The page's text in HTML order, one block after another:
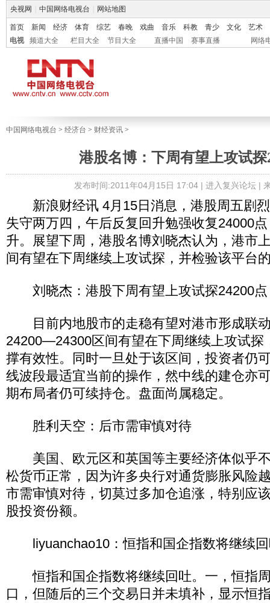
央视网 中国网络电视台 网站地图
首页 新闻 经济 体育 综艺 春晚 戏曲 音乐 科教 青少 文化
艺术
电视
频道大全 栏目大全 节目大全 直播中国 赛事直播 网络
中国网络电视台 > 经济台 > 财经资讯 >
港股名博：下周有望上攻试探
发布时间:2011年04月15日 17:04 | 进入复兴论坛|
新浪财经讯 4月15日消息，港股周五剧烈
失守两万四，午后反复回升勉强收复24000
升。展望下周，港股名博刘晓杰认为，港市
间有望在下周继续上攻试探，并检验该平台
刘晓杰：港股下周有望上攻试探24200点
目前内地股市的走稳有望对港市形成联
24200—24300区间有望在下周继续上攻试探
撑有效性。同时一旦处于该区间，投资者仍
线波段最适宜当前的操作，然中线的建仓亦
期布局者仍可续持仓。盘面尚属稳定。
胜利天空：后市需审慎对待
美国、欧元区和英国等主要经济体似乎
松货币正常，因为许多央行对通货膨胀风险
市需审慎对待，切莫过多加仓追涨，特别应
股投资份额。
liyuanchao10：恒指和国企指数将继续
恒指和国企指数将继续回吐。一，恒指
口，但随后的三个交易日并未填补，显示恒